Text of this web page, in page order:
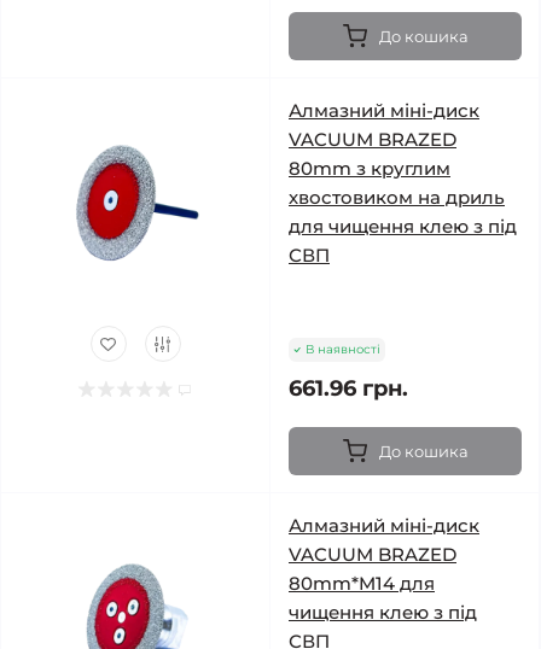
До кошика
Алмазний міні-диск
VACUUM BRAZED
80mm з круглим
хвостовиком на дриль
для чищення клею з під
СВП
В наявності
661.96 грн.
До кошика
Алмазний міні-диск
VACUUM BRAZED
80mm*M14 для
чищення клею з під
СВП